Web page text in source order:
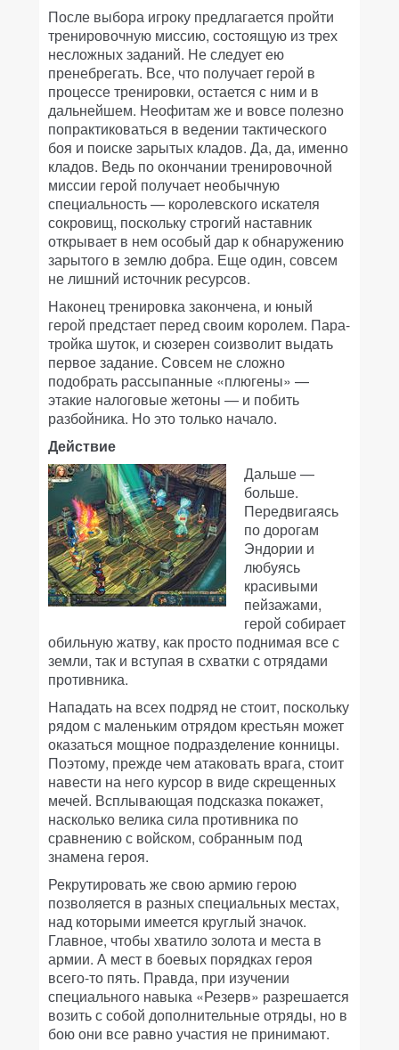
После выбора игроку предлагается пройти
тренировочную миссию, состоящую из трех
несложных заданий. Не следует ею
пренебрегать. Все, что получает герой в
процессе тренировки, остается с ним и в
дальнейшем. Неофитам же и вовсе полезно
попрактиковаться в ведении тактического
боя и поиске зарытых кладов. Да, да, именно
кладов. Ведь по окончании тренировочной
миссии герой получает необычную
специальность — королевского искателя
сокровищ, поскольку строгий наставник
открывает в нем особый дар к обнаружению
зарытого в землю добра. Еще один, совсем
не лишний источник ресурсов.
Наконец тренировка закончена, и юный
герой предстает перед своим королем. Пара-
тройка шуток, и сюзерен соизволит выдать
первое задание. Совсем не сложно
подобрать рассыпанные «плюгены» —
этакие налоговые жетоны — и побить
разбойника. Но это только начало.
Действие
Дальше —
больше.
Передвигаясь
по дорогам
Эндории и
любуясь
красивыми
пейзажами,
герой собирает
обильную жатву, как просто поднимая все с
земли, так и вступая в схватки с отрядами
противника.
Нападать на всех подряд не стоит, поскольку
рядом с маленьким отрядом крестьян может
оказаться мощное подразделение конницы.
Поэтому, прежде чем атаковать врага, стоит
навести на него курсор в виде скрещенных
мечей. Всплывающая подсказка покажет,
насколько велика сила противника по
сравнению с войском, собранным под
знамена героя.
Рекрутировать же свою армию герою
позволяется в разных специальных местах,
над которыми имеется круглый значок.
Главное, чтобы хватило золота и места в
армии. А мест в боевых порядках героя
всего-то пять. Правда, при изучении
специального навыка «Резерв» разрешается
возить с собой дополнительные отряды, но в
бою они все равно участия не принимают.